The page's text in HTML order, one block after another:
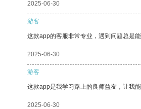
2025-06-30
游客
这款app的客服非常专业，遇到问题总是
2025-06-30
游客
这款app是我学习路上的良师益友，让我
2025-06-30